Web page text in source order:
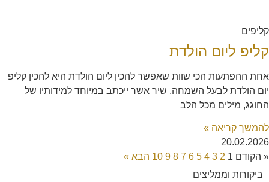
קליפים
קליפ ליום הולדת
אחת ההפתעות הכי שוות שאפשר להכין ליום הולדת היא להכין קליפ
יום הולדת לבעל השמחה. שיר אשר ייכתב במיוחד למידותיו של
החוגג, מילים מכל הלב
להמשך קריאה »
20.02.2026
« הקודם 1
2
3
4
5
6
7
8
9
10 הבא »
ביקורות וממליצים